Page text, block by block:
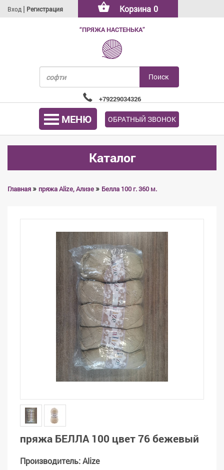
Вход | Регистрация Корзина 0
“ПРЯЖА НАСТЕНЬКА”
+79229034326
МЕНЮ ОБРАТНЫЙ ЗВОНОК
Каталог
Главная» пряжа Alize, Ализе» Белла 100 г. 360 м.
пряжа БЕЛЛА 100 цвет 76 бежевый
Производитель:Alize